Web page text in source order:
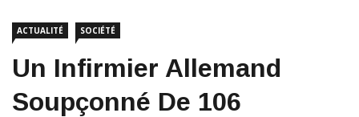
ACTUALITÉ SOCIÉTÉ
​Un Infirmier Allemand
Soupçonné De 106